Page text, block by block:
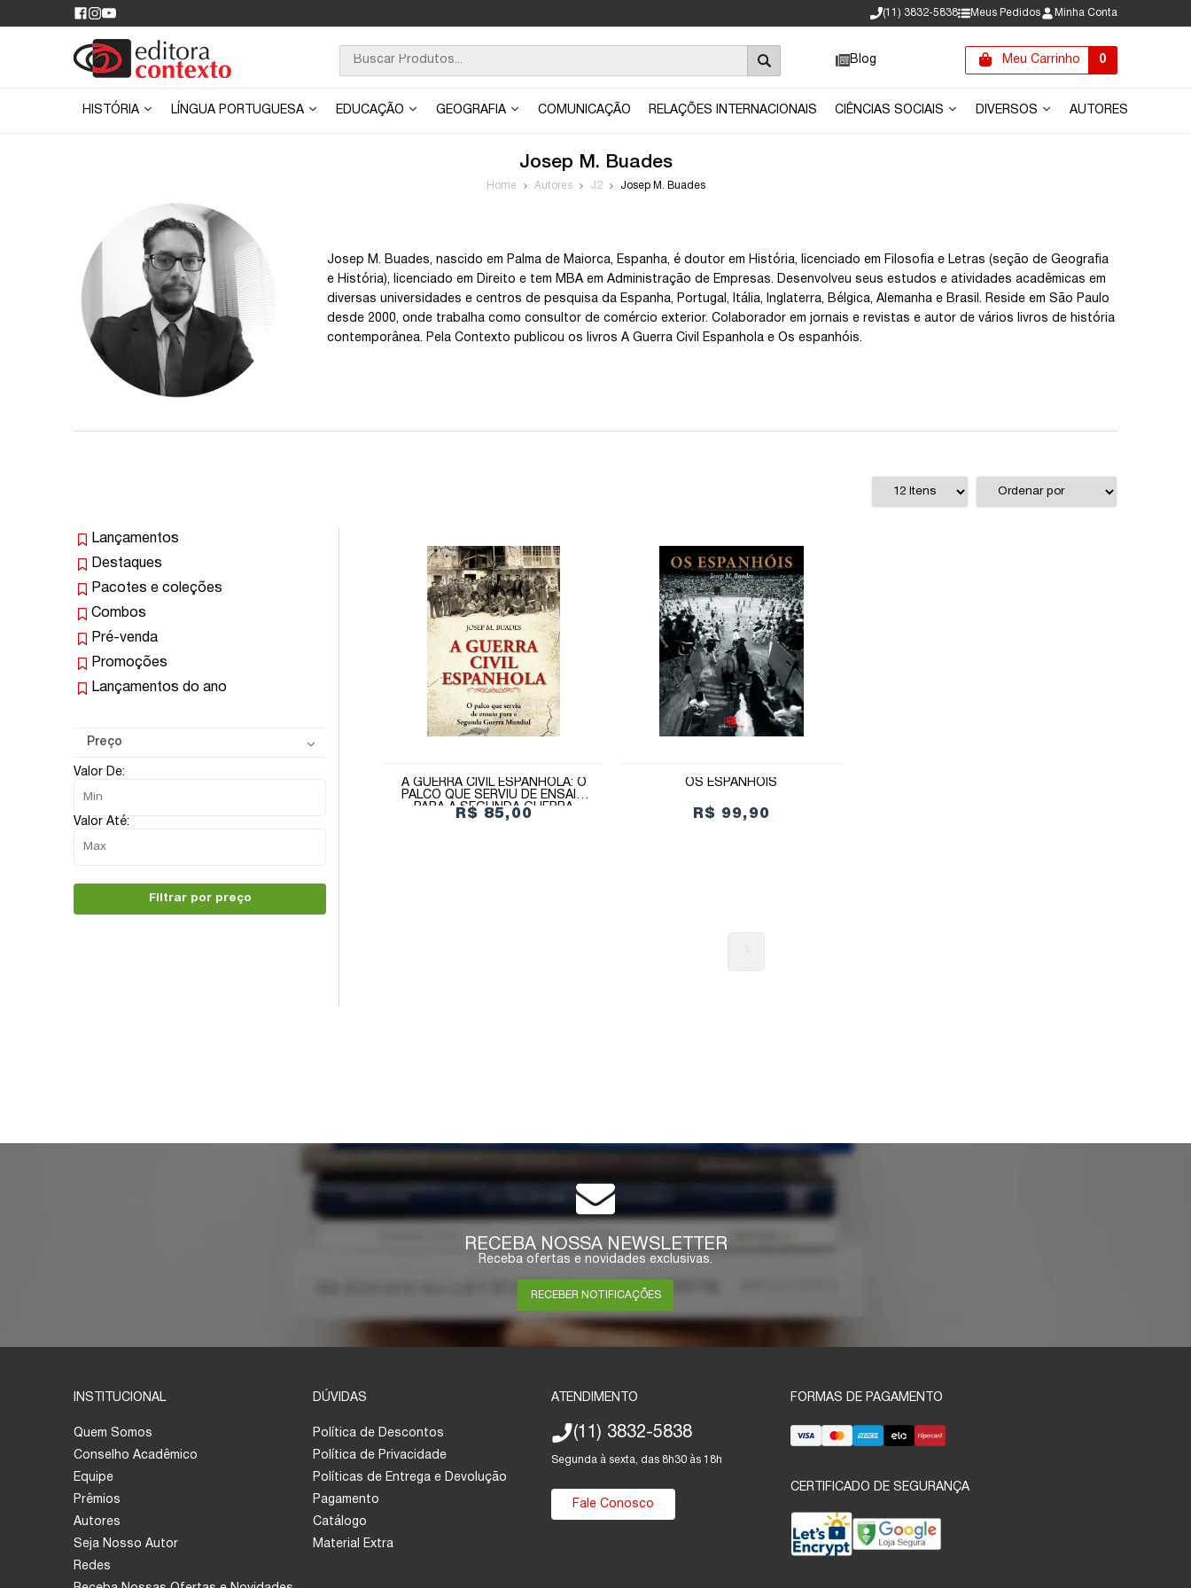
(11) 3832-5838 Meus Pedidos Minha Conta
Blog Meu Carrinho 0
HISTÓRIA LÍNGUA PORTUGUESA EDUCAÇÃO GEOGRAFIA COMUNICAÇÃO RELAÇÕES INTERNACIONAIS CIÊNCIAS SOCIAIS DIVERSOS AUTORES
Josep M. Buades
Home Autores J2 Josep M. Buades
Josep M. Buades, nascido em Palma de Maiorca, Espanha, é doutor em História, licenciado em Filosofia e Letras (seção de Geografia
e História), licenciado em Direito e tem MBA em Administração de Empresas. Desenvolveu seus estudos e atividades acadêmicas em
diversas universidades e centros de pesquisa da Espanha, Portugal, Itália, Inglaterra, Bélgica, Alemanha e Brasil. Reside em São Paulo
desde 2000, onde trabalha como consultor de comércio exterior. Colaborador em jornais e revistas e autor de vários livros de história
contemporânea. Pela Contexto publicou os livros A Guerra Civil Espanhola e Os espanhóis.
Lançamentos
Destaques
Pacotes e coleções
Combos
Pré-venda
Promoções
Lançamentos do ano
Preço
Valor De:
Valor Até:
Filtrar por preço
A GUERRA CIVIL ESPANHOLA: O
PALCO QUE SERVIU DE ENSAIO
PARA A SEGUNDA GUERRA
MUNDIAL
R$ 85,00
OS ESPANHÓIS
R$ 99,90
RECEBA NOSSA NEWSLETTER
Receba ofertas e novidades exclusivas.
RECEBER NOTIFICAÇÕES
INSTITUCIONAL
Quem Somos
Conselho Acadêmico
Equipe
Prêmios
Autores
Seja Nosso Autor
Redes
DÚVIDAS
Política de Descontos
Política de Privacidade
Políticas de Entrega e Devolução
Pagamento
Catálogo
Material Extra
ATENDIMENTO
(11) 3832-5838
Segunda à sexta, das 8h30 às 18h
Fale Conosco
FORMAS DE PAGAMENTO
CERTIFICADO DE SEGURANÇA